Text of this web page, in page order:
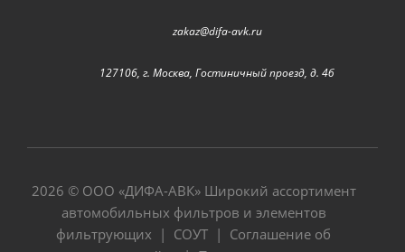
zakaz@difa-avk.ru
127106, г. Москва, Гостиничный проезд, д. 4б
2026 © ООО «ДИФА-АВК» Широкий ассортимент
автомобильных фильтров и элементов
фильтрующих | СОУТ | Соглашение об